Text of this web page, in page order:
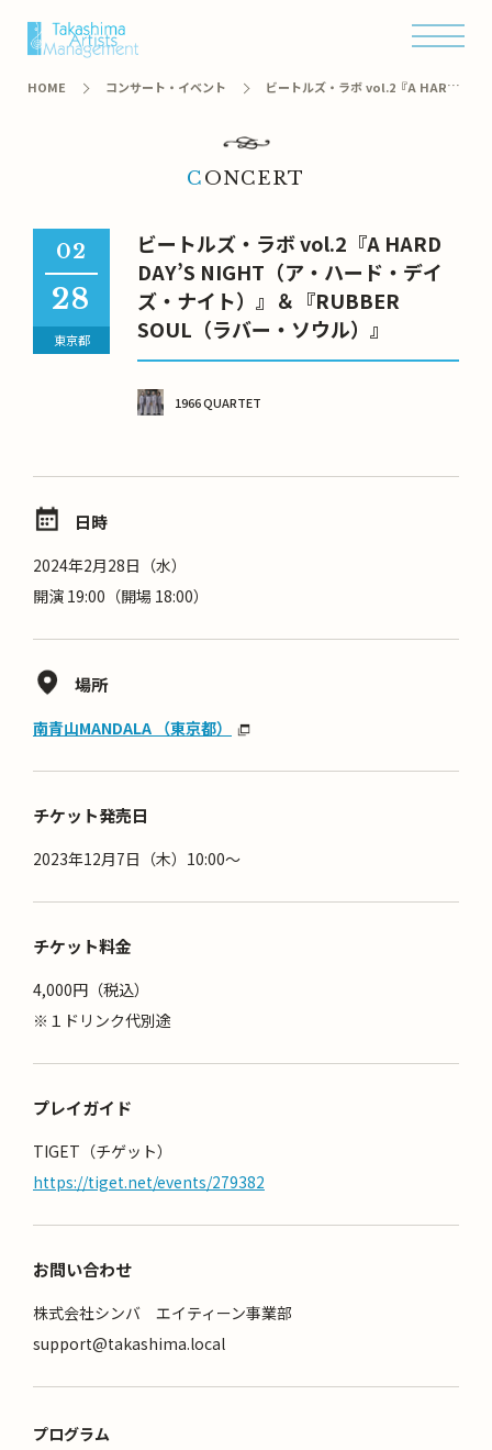
HOME コンサート・イベント
ビートルズ・ラボ vol.2『A HARD
CONCERT
ビートルズ・ラボ vol.2『A HARD
DAY’S NIGHT（ア・ハード・デイ
ズ・ナイト）』＆『RUBBER
SOUL（ラバー・ソウル）』
1966 QUARTET
02
28
東京都
日時
2024年2月28日（水）
開演 19:00（開場 18:00）
場所
南青山MANDALA （東京都）
チケット発売日
2023年12月7日（木）10:00～
チケット料金
4,000円（税込）
※１ドリンク代別途
プレイガイド
TIGET（チゲット）
https://tiget.net/events/279382
お問い合わせ
株式会社シンバ エイティーン事業部
support@takashima.local
プログラム